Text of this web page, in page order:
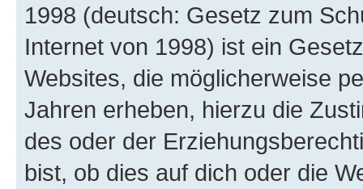
1998 (deutsch: Gesetz zum
Internet von 1998) ist ein
Websites, die möglicherweise
Jahren erheben, hierzu die
des oder der
bist, ob dies auf dich oder die